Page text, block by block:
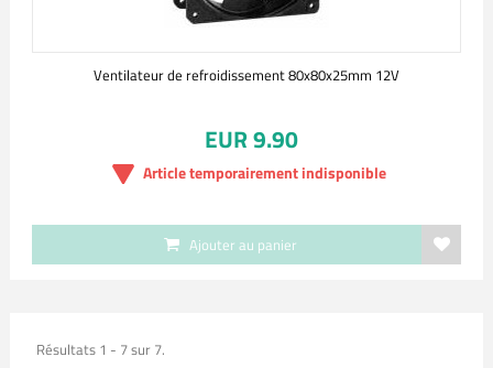
Ventilateur de refroidissement 80x80x25mm 12V
EUR 9.90
Article temporairement indisponible
Ajouter au panier
Résultats 1 - 7 sur 7.